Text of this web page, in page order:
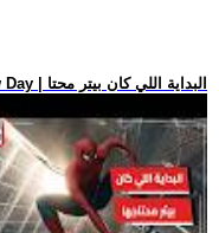
.. فيلم Spider-Man: Brand New Day | البداية اللي كان بيتر محتا